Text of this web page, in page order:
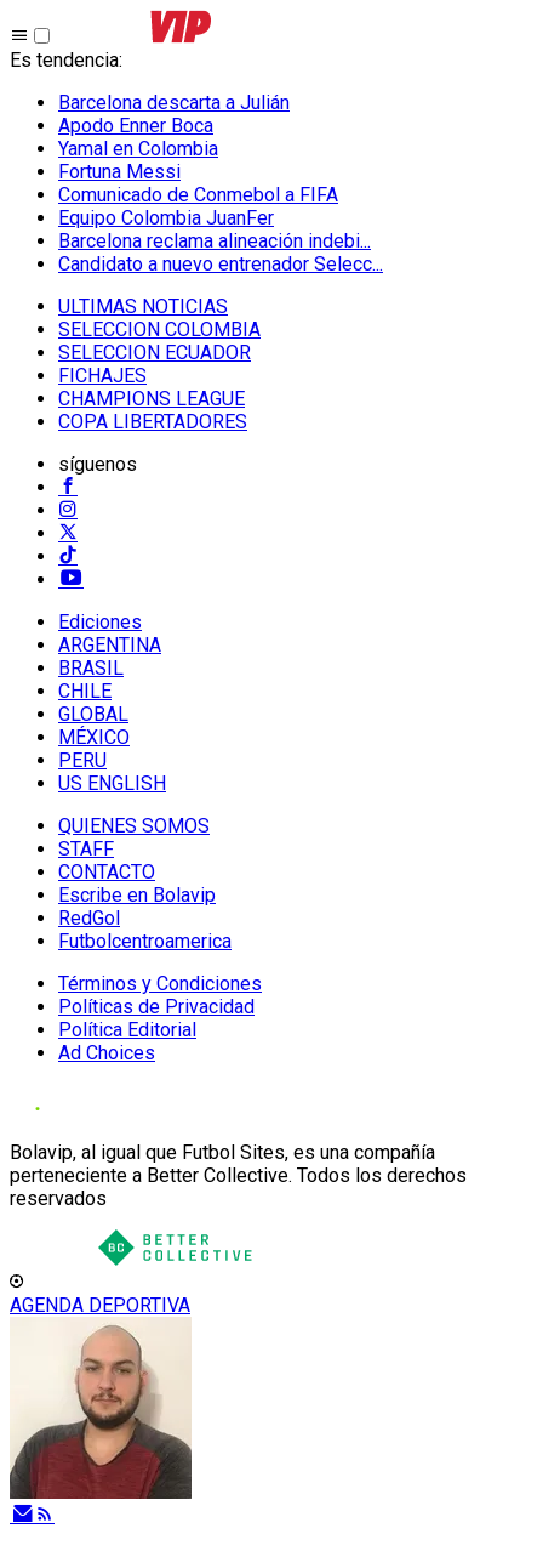
Es tendencia:
Barcelona descarta a Julián
Apodo Enner Boca
Yamal en Colombia
Fortuna Messi
Comunicado de Conmebol a FIFA
Equipo Colombia JuanFer
Barcelona reclama alineación indebi...
Candidato a nuevo entrenador Selecc...
ULTIMAS NOTICIAS
SELECCION COLOMBIA
SELECCION ECUADOR
FICHAJES
CHAMPIONS LEAGUE
COPA LIBERTADORES
síguenos
Ediciones
ARGENTINA
BRASIL
CHILE
GLOBAL
MÉXICO
PERU
US ENGLISH
QUIENES SOMOS
STAFF
CONTACTO
Escribe en Bolavip
RedGol
Futbolcentroamerica
Términos y Condiciones
Políticas de Privacidad
Política Editorial
Ad Choices
Bolavip, al igual que Futbol Sites, es una compañía
perteneciente a Better Collective. Todos los derechos
reservados
AGENDA DEPORTIVA